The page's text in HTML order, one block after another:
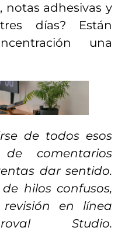
notas adhesivas y
días? Están
una
de todos esos
de comentarios
dar sentido.
hilos confusos,
en línea
Studio.